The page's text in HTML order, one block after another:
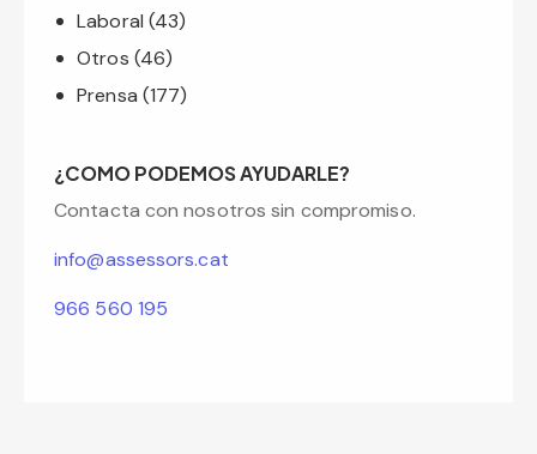
Laboral (43)
Otros (46)
Prensa (177)
¿COMO PODEMOS AYUDARLE?
Contacta con nosotros sin compromiso.
info@assessors.cat
966 560 195